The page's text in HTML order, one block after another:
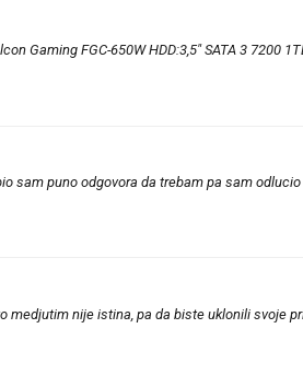
Gaming FGC-650W HDD:3,5" SATA 3 7200
sam puno odgovora da trebam pa sam
nije istina, pa da biste uklonili svoje